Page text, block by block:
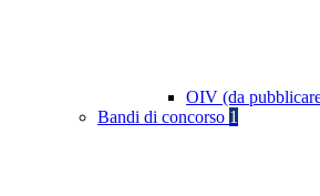
OIV (da
Bandi di concorso 1